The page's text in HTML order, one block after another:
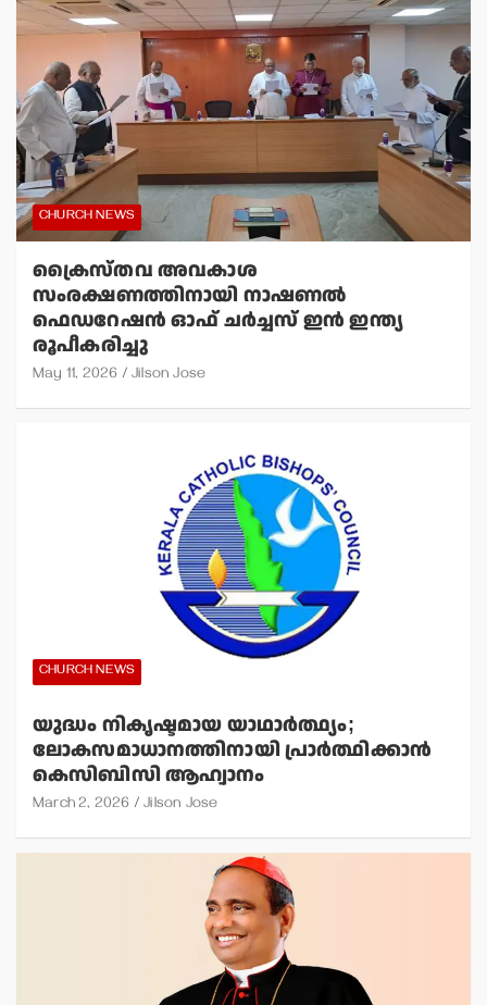
CHURCH NEWS
ക്രൈസ്തവ അവകാശ
സംരക്ഷണത്തിനായി നാഷണല്‍
ഫെഡറേഷന്‍ ഓഫ് ചര്‍ച്ചസ് ഇന്‍ ഇന്ത്യ
രൂപീകരിച്ചു
May 11, 2026 Jilson Jose
CHURCH NEWS
യുദ്ധം നികൃഷ്ടമായ യാഥാര്‍ത്ഥ്യം;
ലോകസമാധാനത്തിനായി പ്രാര്‍ത്ഥിക്കാന്‍
കെസിബിസി ആഹ്വാനം
March 2, 2026 Jilson Jose